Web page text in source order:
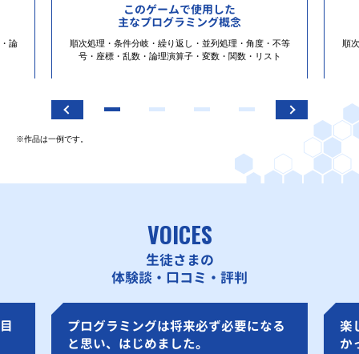
論
このゲームで使用した
主なプログラミング概念
順次処理・条件分岐・繰り返し・並列処理・角度・不等
号・座標・乱数・論理演算子・変数・関数・リスト
順
※作品は一例です。
VOICES
生徒さまの
体験談・口コミ・評判
プログラミングは将来必ず必要になる
と思い、はじめました。
楽
か